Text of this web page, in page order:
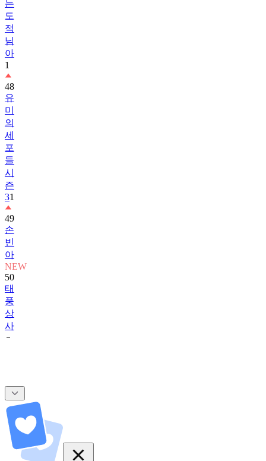
적
님
아
1
48
유
미
의
세
포
들
시
즌
31
49
손
빈
아
NEW
50
태
풍
상
사